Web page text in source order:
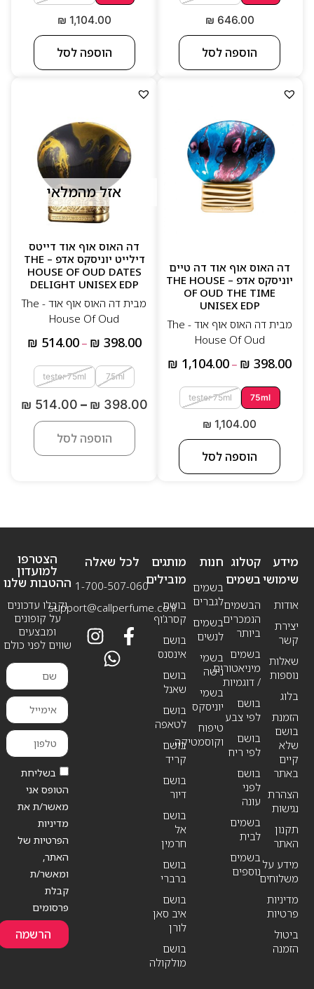
₪ 646.00
הוספה לסל
₪ 1,104.00
הוספה לסל
דה האוס אוף אוד דה טיים
יוניסקס אדפ – THE HOUSE
OF OUD THE TIME
UNISEX EDP
מבית דה האוס אוף אוד - The
House Of Oud
₪ 398.00
–
₪ 1,104.00
75ml
tester 75ml
₪ 1,104.00
הוספה לסל
אזל מהמלאי
דה האוס אוף אוד דייטס
דילייט יוניסקס אדפ – THE
HOUSE OF OUD DATES
DELIGHT UNISEX EDP
מבית דה האוס אוף אוד - The
House Of Oud
₪ 398.00
–
₪ 514.00
75ml
tester 75ml
₪ 398.00
–
₪ 514.00
הוספה לסל
מידע
שימושי
אודות
יצירת
קשר
שאלות
נוספות
בלוג
הזמנת
בושם
שלא
קיים
באתר
הצהרת
נגישות
תקנון
האתר
מידע על
משלוחים
מדיניות
פרטיות
ביטול
הזמנה
חנות
בשמים
לגברים
בשמים
לנשים
בשמי
נישה
בשמי
יוניסקס
טיפוח
וקוסמטיקה
קטלוג
בשמים
הבשמים
הנמכרים
ביותר
בשמים
מיניאטורים
/ דוגמיות
בושם
לפי צבע
בושם
לפי ריח
בושם
לפני
עונה
בשמים
לבית
בשמים
נוספים
מותגים
מובילים
בושם
קסרג’וף
בושם
אינסנס
בושם
שאנל
בושם
לטאפה
בושם
קריד
בושם
דיור
בושם
אל
חרמין
בושם
ברברי
בושם
איב סאן
לורן
בושם
מולקולה
לכל שאלה
1-700-507-060
support@callperfume.co.il
הצטרפו
למועדון
ההטבות שלנו
וקבלו עדכונים
על קופונים
ומבצעים
שווים לפני כולם
בשליחת
הטופס אני
מאשר/ת את
מדיניות
הפרטיות של
האתר,
ומאשר/ת
קבלת
פרסומים
הרשמה